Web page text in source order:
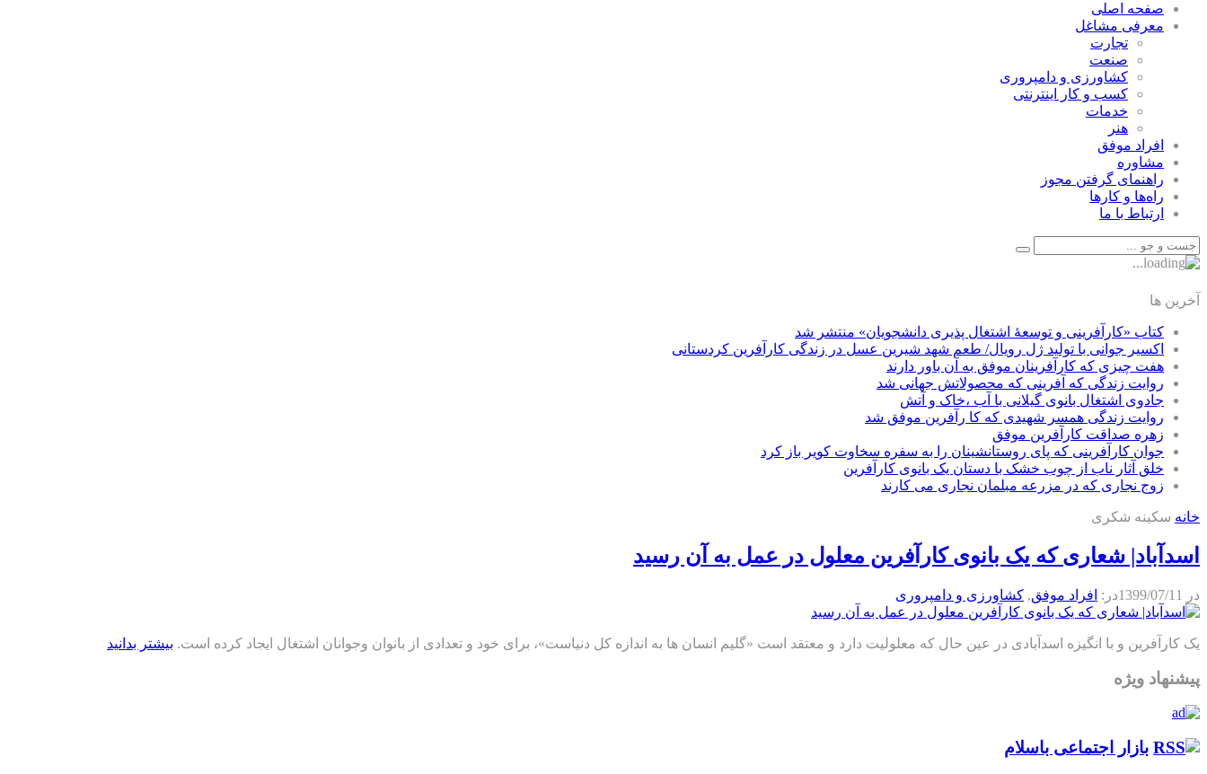
صفحه اصلی
معرفی مشاغل
تجارت
صنعت
كشاورزی و دامپروری
كسب و كار اينترنتی
خدمات
هنر
افراد موفق
مشاوره
راهنمای گرفتن مجوز
راه‌ها و كارها
ارتباط با ما
آخرین ها
کتاب «کارآفرینی و توسعۀ اشتغال پذیری دانشجویان» منتشر شد
اکسیر جوانی با تولید ژل رویال/ طعم شهد شیرین عسل‌ در زندگی کارآفرین کردستانی
هفت چیزی که کارآفرینان موفق به آن باور دارند
روایت زندگی که آفرینی که محصولاتش جهانی شد
جادوی اشتغال بانوی گیلانی با آب ،خاک و آتش
روایت زندگی همسر شهیدی که کا رآفرین موفق شد
زهره صداقت کارآفرین موفق
جوان کارآفرینی که پای روستانشینان را به سفره سخاوت کویر باز کرد
خلق آثار ناب از چوب خشک با دستان یک بانوی کارآفرین
زوج نجاری که در مزرعه مبلمان نجاری می کارند
خانه سکینه شکری
اسدآباد| شعاری که یک بانوی کارآفرین معلول در عمل به آن رسید
در 1399/07/11در: افراد موفق, كشاورزی و دامپروری
یک کارآفرین و با انگیزه اسدآبادی در عین حال که معلولیت دارد و معتقد است «گلیم انسان ها به اندازه کل دنیاست»، برای خود و تعدادی از بانوان وجوانان اشتغال ایجاد کرده است. بیشتر بدانید
پیشنهاد ویژه
بازار اجتماعی باسلام